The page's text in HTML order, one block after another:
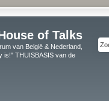
of Talks
van België & Nederland,
is!" THUISBASIS van de